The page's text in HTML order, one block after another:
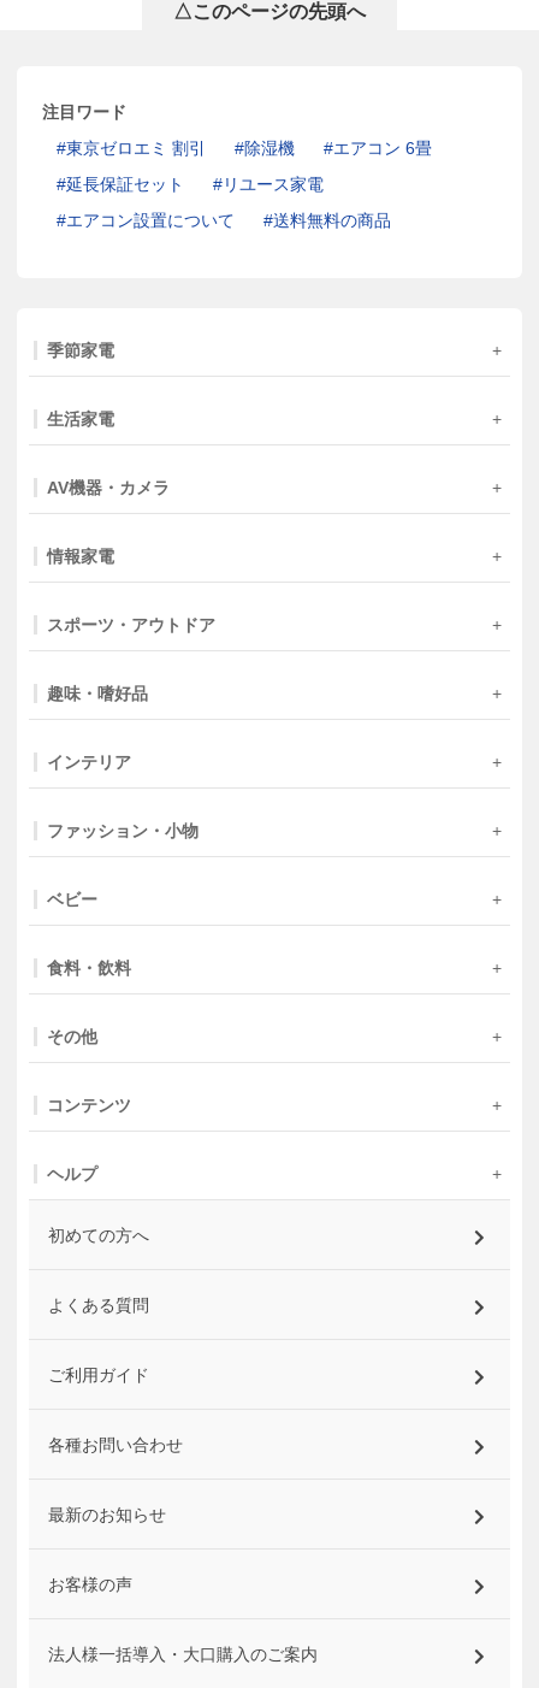
△このページの先頭へ
注目ワード
東京ゼロエミ 割引
除湿機
エアコン 6畳
延長保証セット
リユース家電
エアコン設置について
送料無料の商品
季節家電
生活家電
AV機器・カメラ
情報家電
スポーツ・アウトドア
趣味・嗜好品
インテリア
ファッション・小物
ベビー
食料・飲料
その他
コンテンツ
ヘルプ
初めての方へ
よくある質問
ご利用ガイド
各種お問い合わせ
最新のお知らせ
お客様の声
法人様一括導入・大口購入のご案内